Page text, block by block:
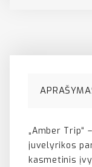
„Amber Trip“
juvelyrikos
kasmetinis